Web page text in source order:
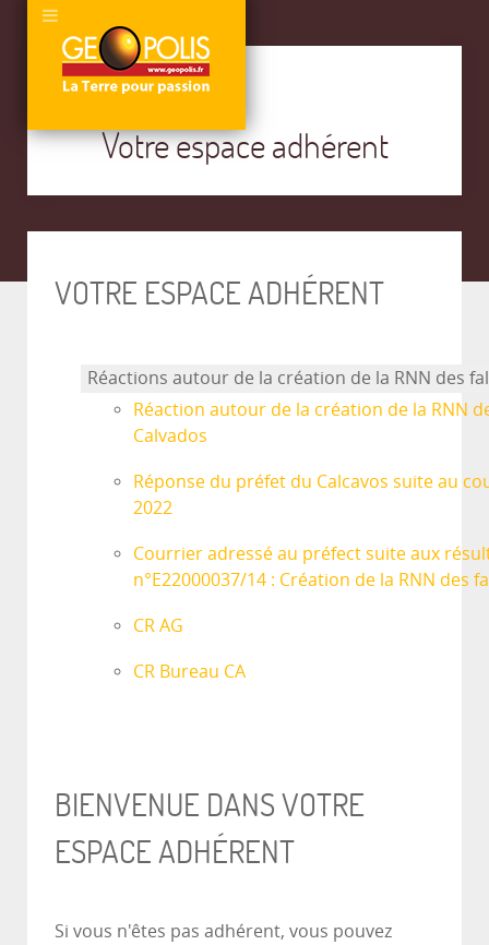
Votre espace adhérent
VOTRE ESPACE ADHÉRENT
Réactions autour de la création de la RNN des
Réaction autour de la création de la RNN
Calvados
Réponse du préfet du Calcavos suite au
2022
Courrier adressé au préfect suite aux
n°E22000037/14 : Création de la RNN des
CR AG
CR Bureau CA
BIENVENUE DANS VOTRE
ESPACE ADHÉRENT
Si vous n'êtes pas adhérent, vous pouvez